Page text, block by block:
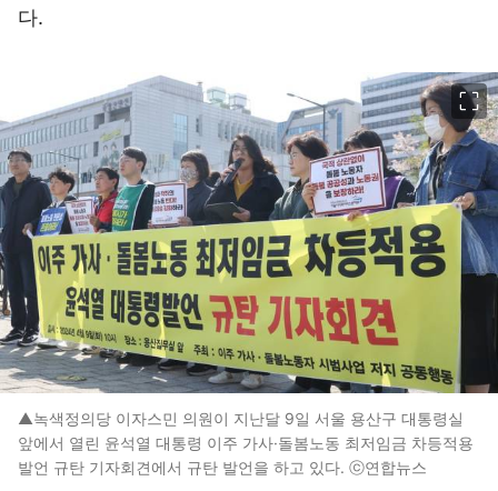
다.
▲녹색정의당 이자스민 의원이 지난달 9일 서울 용산구 대통령실
앞에서 열린 윤석열 대통령 이주 가사·돌봄노동 최저임금 차등적용
발언 규탄 기자회견에서 규탄 발언을 하고 있다. ⓒ연합뉴스